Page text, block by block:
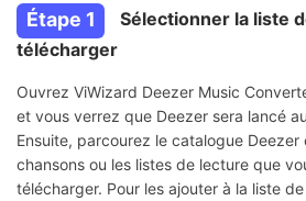
Étape 1
Sélectionner la liste
télécharger
Ouvrez ViWizard Deezer Music
et vous verrez que Deezer sera lancé
Ensuite, parcourez le catalogue Deezer
chansons ou les listes de lecture que
télécharger. Pour les ajouter à la liste